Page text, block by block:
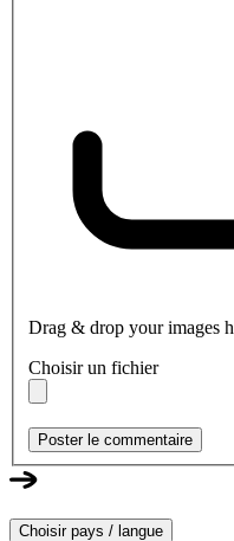
Drag & drop your images
Choisir un fichier
Poster le commentaire
Choisir pays / langue